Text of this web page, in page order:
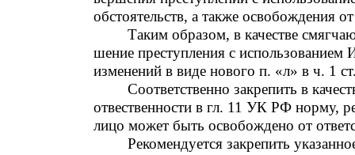
обстоятельств, а также освобождения
Таким образом, в качестве
шение преступления с
изменений в виде нового п. «л» в ч. 1
Соответственно закрепить в
отвественности в гл. 11 УК РФ норму,
лицо может быть освобождено от
Рекомендуется закрепить